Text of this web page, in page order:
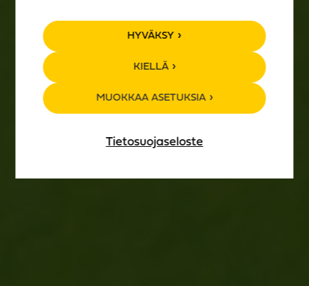
HYVÄKSY
KIELLÄ
MUOKKAA ASETUKSIA
Tietosuojaseloste
TAPAHTUMA­
KALENTERI